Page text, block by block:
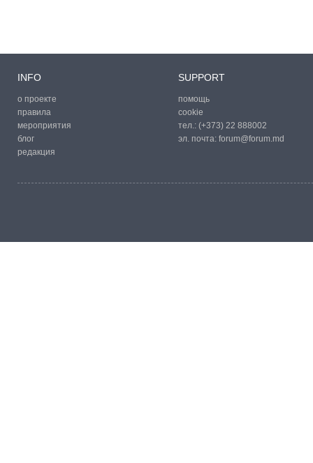
INFO
о проекте
правила
мероприятия
блог
редакция
SUPPORT
помощь
cookie
тел.: (+373) 22 888002
эл. почта: forum@forum.md